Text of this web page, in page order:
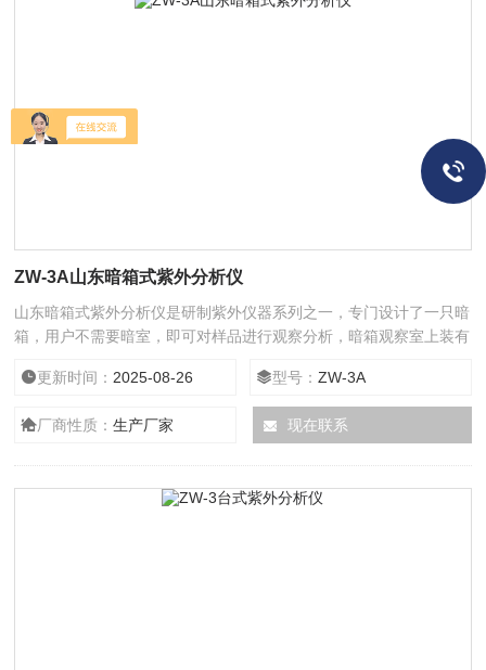
ZW-3A山东暗箱式紫外分析仪
山东暗箱式紫外分析仪是研制紫外仪器系列之一，专门设计了一只暗
箱，用户不需要暗室，即可对样品进行观察分析，暗箱观察室上装有
和可见光三种波长的光辐射。本仪器发出的紫外线强度高，稳定性
好，广泛应用于分子生物学，化学，法医鉴定等。
更新时间： 2025-08-26 型号：ZW-3A
厂商性质：生产厂家 现在联系